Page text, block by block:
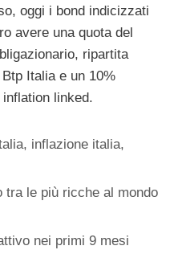
oggi i bond indicizzati
avere una quota del
ripartita
Italia e un 10%
linked.
, inflazione italia,
tra le più ricche al mondo
nei primi 9 mesi